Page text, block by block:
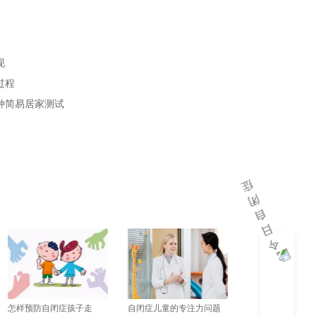
程
简易居家测试
怎样预防自闭症孩子走
自闭症儿童的专注力问题